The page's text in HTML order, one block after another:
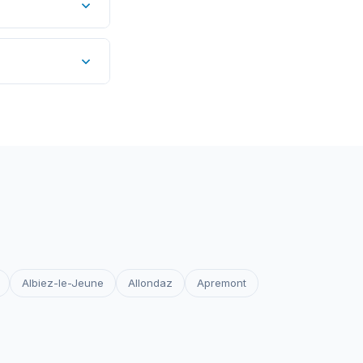
pas un
Albiez-le-Jeune Allondaz Apremont